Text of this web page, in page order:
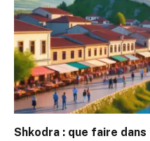
Shkodra : que faire